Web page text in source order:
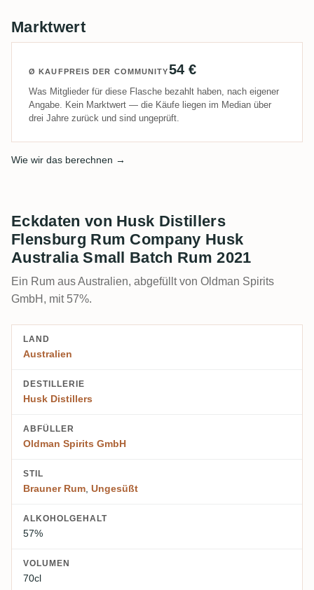
Marktwert
Ø KAUFPREIS DER COMMUNITY54 €
Was Mitglieder für diese Flasche bezahlt haben, nach eigener
Angabe. Kein Marktwert — die Käufe liegen im Median über
drei Jahre zurück und sind ungeprüft.
Wie wir das berechnen →
Eckdaten von Husk Distillers
Flensburg Rum Company Husk
Australia Small Batch Rum 2021
Ein Rum aus Australien, abgefüllt von Oldman Spirits
GmbH, mit 57%.
LAND
Australien
DESTILLERIE
Husk Distillers
ABFÜLLER
Oldman Spirits GmbH
STIL
Brauner Rum Ungesüßt
ALKOHOLGEHALT
57%
VOLUMEN
70cl